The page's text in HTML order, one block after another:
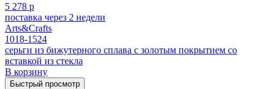
5 278 р
поставка через 2 недели
Arts&Crafts
1018-1524
серьги из бижутерного сплава с золотым покрытием cо
вставкой из стекла
В корзину
Быстрый просмотр